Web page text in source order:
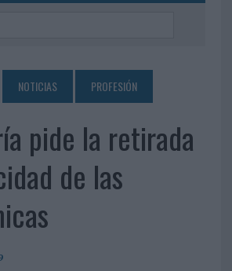
NOTICIAS PROFESIÓN
pide la retirada
de las